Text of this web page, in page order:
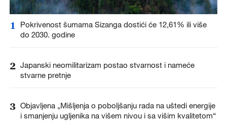
1
Pokrivenost šumama Sizanga dostići će 12,61% ili više
do 2030. godine
2 Japanski neomilitarizam postao stvarnost i nameće
stvarne pretnje
3 Objavljena „Mišljenja o poboljšanju rada na uštedi energije
i smanjenju ugljenika na višem nivou i sa višim kvalitetom“